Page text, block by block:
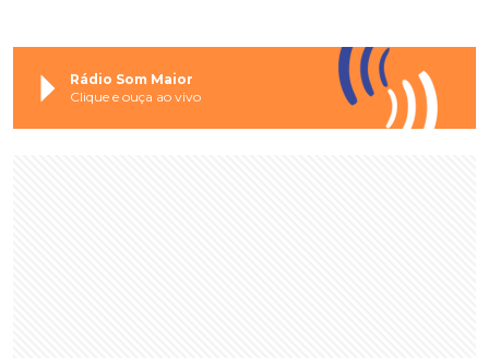
Rádio Som Maior
Clique e ouça ao vivo